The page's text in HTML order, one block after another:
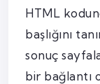
HTML
başlığını
sonuç
bir bağlantı